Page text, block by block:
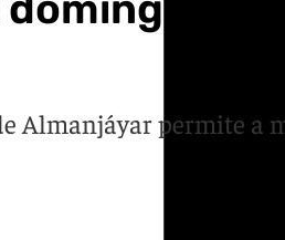
Almanjáyar permite